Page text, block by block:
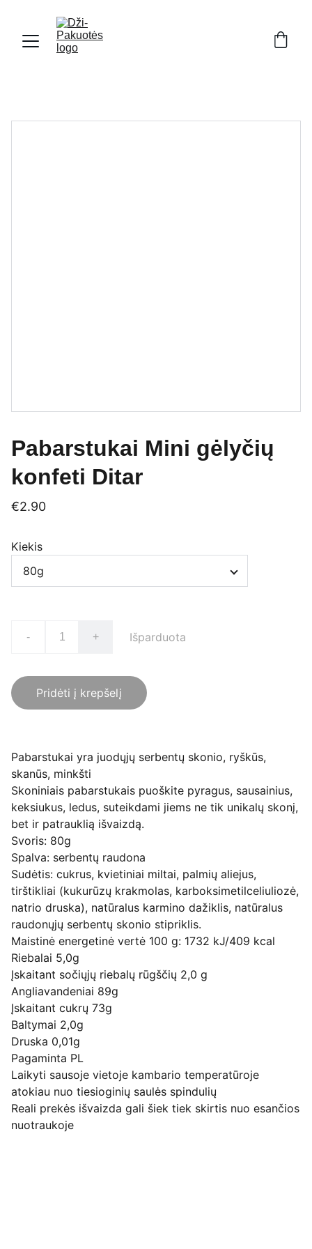
Pabarstukai Mini gėlyčių
konfeti Ditar
€2.90
Kiekis
- + Išparduota
Pridėti į krepšelį
Pabarstukai yra juodųjų serbentų skonio, ryškūs,
skanūs, minkšti
Skoniniais pabarstukais puoškite pyragus, sausainius,
keksiukus, ledus, suteikdami jiems ne tik unikalų skonį,
bet ir patrauklią išvaizdą.
Svoris: 80g
Spalva: serbentų raudona
Sudėtis: cukrus, kvietiniai miltai, palmių aliejus,
tirštikliai (kukurūzų krakmolas, karboksimetilceliuliozė,
natrio druska), natūralus karmino dažiklis, natūralus
raudonųjų serbentų skonio stipriklis.
Maistinė energetinė vertė 100 g: 1732 kJ/409 kcal
Riebalai 5,0g
Įskaitant sočiųjų riebalų rūgščių 2,0 g
Angliavandeniai 89g
Įskaitant cukrų 73g
Baltymai 2,0g
Druska 0,01g
Pagaminta PL
Laikyti sausoje vietoje kambario temperatūroje
atokiau nuo tiesioginių saulės spindulių
Reali prekės išvaizda gali šiek tiek skirtis nuo esančios
nuotraukoje